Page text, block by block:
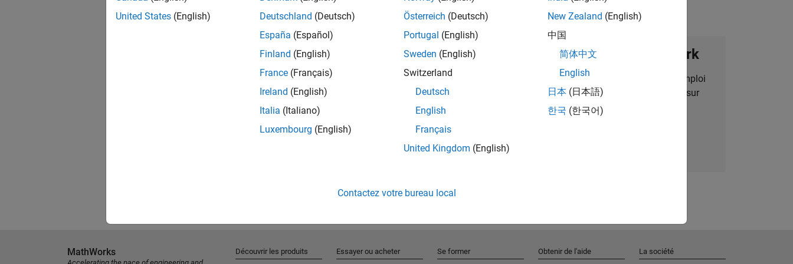
Rejoignez notre Talent Network
Recevez des alertes pour des opportunités d'emploi
personnalisées, des articles et des actualités sur
l'entreprise.
United States (English)
Deutschland (Deutsch)
España (Español)
Finland (English)
France (Français)
Ireland (English)
Italia (Italiano)
Luxembourg (English)
Österreich (Deutsch)
Portugal (English)
Sweden (English)
Switzerland
Deutsch
English
Français
United Kingdom (English)
New Zealand (English)
中国
简体中文
English
日本 (日本語)
한국 (한국어)
Contactez votre bureau local
MathWorks Découvrir les produits Essayer ou acheter Se former Obtenir de l'aide La société